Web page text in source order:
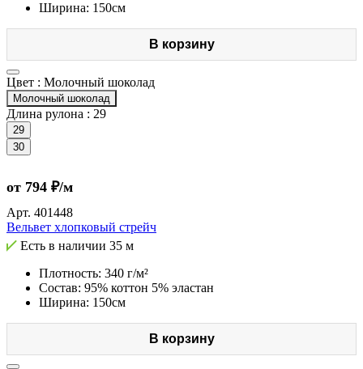
Ширина: 150см
В корзину
Цвет : Молочный шоколад
Молочный шоколад
Длина рулона : 29
29
30
от 794 ₽/м
Арт. 401448
Вельвет хлопковый стрейч
Есть в наличии 35 м
Плотность: 340 г/м²
Состав: 95% коттон 5% эластан
Ширина: 150см
В корзину